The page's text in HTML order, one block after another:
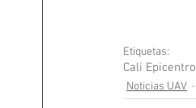
Etiquetas:
Cali Epicentro
Noticias UAV